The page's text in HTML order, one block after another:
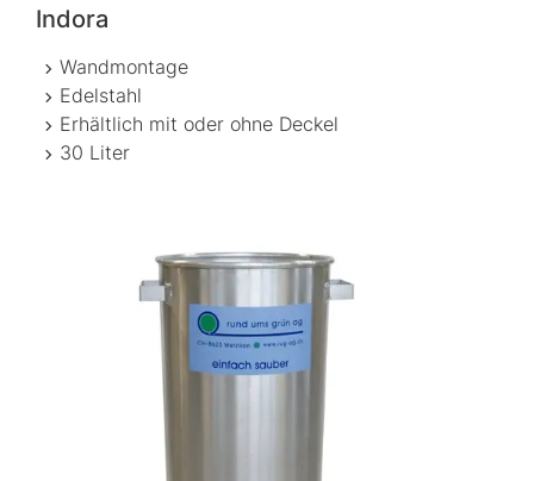
Indora
Wandmontage
Edelstahl
Erhältlich mit oder ohne Deckel
30 Liter